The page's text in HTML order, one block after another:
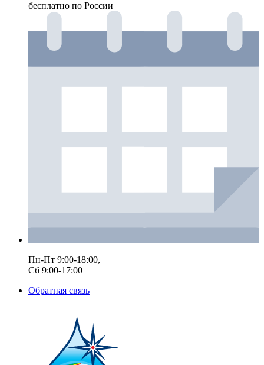
бесплатно по России
Пн-Пт 9:00-18:00,
Сб 9:00-17:00
Обратная связь